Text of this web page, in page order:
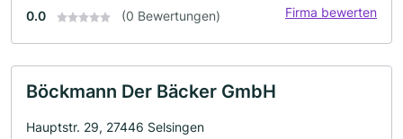
0.0 (0 Bewertungen) Firma bewerten
Böckmann Der Bäcker GmbH
Hauptstr. 29, 27446 Selsingen